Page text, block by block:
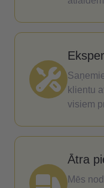
klientu
visiem
Ātra
Mēs